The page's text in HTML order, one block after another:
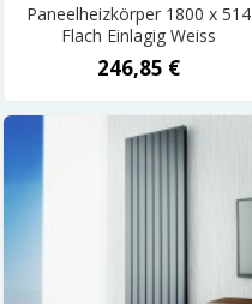
Paneelheizkörper 1800 x 514
Flach Einlagig Weiss
246,85 €